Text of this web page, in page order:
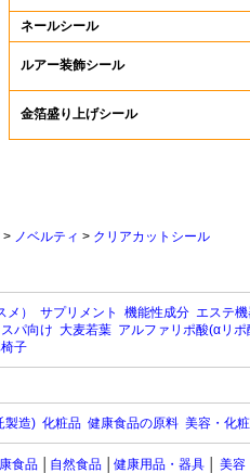
ネールシール
ルアー装飾シール
金箔盛り上げシール
> ノベルティ > クリアカットシール
） サプリメント 機能性成分 エステ
パ向け 大麦若葉 アルファリポ酸(αリポ
子
製造) 化粧品 健康食品の原料 美容・化
食品 自然食品 健康用品・器具 美容